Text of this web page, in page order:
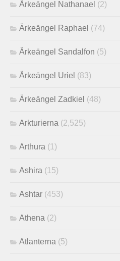
Ärkeängel Nathanael (2)
Ärkeängel Raphael (74)
Ärkeängel Sandalfon (5)
Ärkeängel Uriel (83)
Ärkeängel Zadkiel (48)
Arkturierna (2,525)
Arthura (1)
Ashira (15)
Ashtar (453)
Athena (2)
Atlanterna (5)